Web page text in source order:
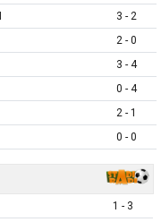
3 - 2
2 - 0
3 - 4
0 - 4
2 - 1
0 - 0
1 - 3